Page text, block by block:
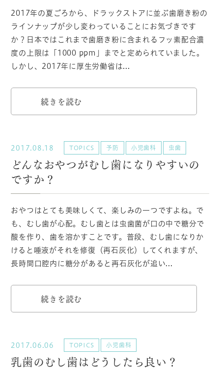
2017年の夏ごろから、ドラックストアに並ぶ歯磨き粉の
ラインナップが少し変わっていることにお気づきです
か？日本ではこれまで歯磨き粉に含まれるフッ素配合濃
度の上限は「1000 ppm」までと定められていました。
しかし、2017年に厚生労働省は...
続きを読む
2017.08.18 TOPICS 予防 小児歯科 虫歯
どんなおやつがむし歯になりやすいの
ですか？
おやつはとても美味しくて、楽しみの一つですよね。で
も、むし歯が心配。むし歯とは虫歯菌が口の中で糖分で
酸を作り、歯を溶かすことです。普段、むし歯になりか
けると唾液がそれを修復（再石灰化）してくれますが、
長時間口腔内に糖分があると再石灰化が追い...
続きを読む
2017.06.06 TOPICS 小児歯科
乳歯のむし歯はどうしたら良い？